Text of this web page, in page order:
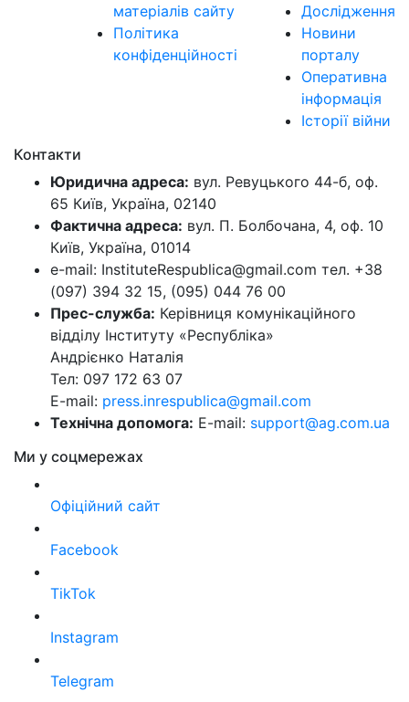
матеріалів сайту
Політика
конфіденційності
Дослідження
Новини
порталу
Оперативна
інформація
Історії війни
Контакти
Юридична адреса: вул. Ревуцького 44-б, оф.
65 Київ, Україна, 02140
Фактична адреса: вул. П. Болбочана, 4, оф. 10
Київ, Україна, 01014
e-mail: InstituteRespublica@gmail.com тел. +38
(097) 394 32 15, (095) 044 76 00
Прес-служба: Керівниця комунікаційного
відділу Інституту «Республіка»
Андрієнко Наталія
Тел: 097 172 63 07
E-mail: press.inrespublica@gmail.com
Технічна допомога: E-mail: support@ag.com.ua
Ми у соцмережах
Офіційний сайт
Facebook
TikTok
Instagram
Telegram